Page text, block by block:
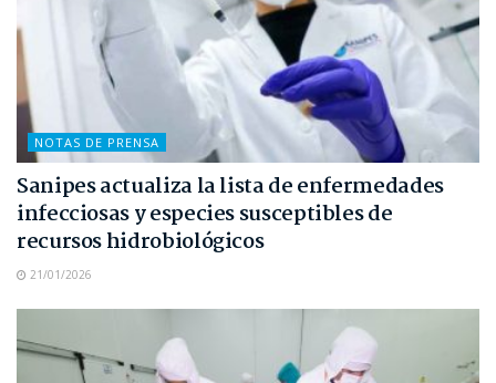
NOTAS DE PRENSA
Sanipes actualiza la lista de enfermedades
infecciosas y especies susceptibles de
recursos hidrobiológicos
21/01/2026